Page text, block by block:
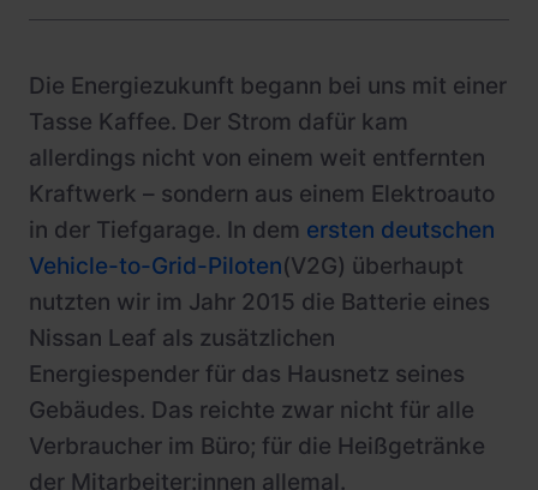
Die Energiezukunft begann bei uns mit einer
Tasse Kaffee. Der Strom dafür kam
allerdings nicht von einem weit entfernten
Kraftwerk – sondern aus einem Elektroauto
in der Tiefgarage. In dem ersten deutschen
Vehicle-to-Grid-Piloten(V2G) überhaupt
nutzten wir im Jahr 2015 die Batterie eines
Nissan Leaf als zusätzlichen
Energiespender für das Hausnetz seines
Gebäudes. Das reichte zwar nicht für alle
Verbraucher im Büro; für die Heißgetränke
der Mitarbeiter:innen allemal.